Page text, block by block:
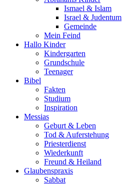
Ismael & Islam
Israel & Judentum
Gemeinde
Mein Feind
Hallo Kinder
Kindergarten
Grundschule
Teenager
Bibel
Fakten
Studium
Inspiration
Messias
Geburt & Leben
Tod & Auferstehung
Priesterdienst
Wiederkunft
Freund & Heiland
Glaubenspraxis
Sabbat